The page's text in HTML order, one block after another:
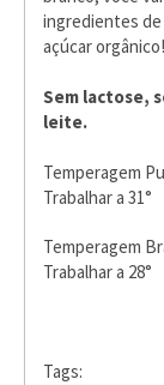
ingredientes de
açúcar orgânico!
Sem lactose,
leite.
Temperagem
Trabalhar a 31°
Temperagem
Trabalhar a 28°
Tags: